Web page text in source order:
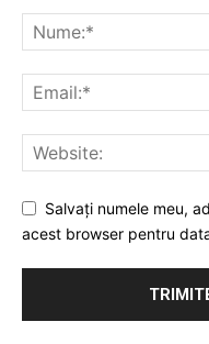
Salvați numele meu,
acest browser pentru